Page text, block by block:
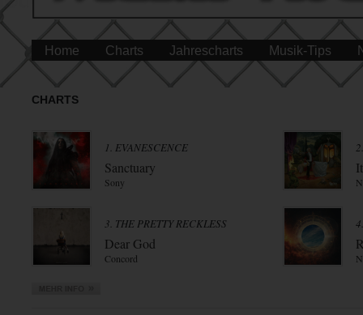
Home Charts Jahrescharts Musik-Tips
CHARTS
1. EVANESCENCE
Sanctuary
Sony
3. THE PRETTY RECKLESS
Dear God
Concord